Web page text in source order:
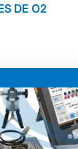
DE O2